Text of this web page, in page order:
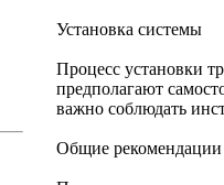
Установка системы
Процесс установки
предполагают
важно соблюдать
Общие рекомендации